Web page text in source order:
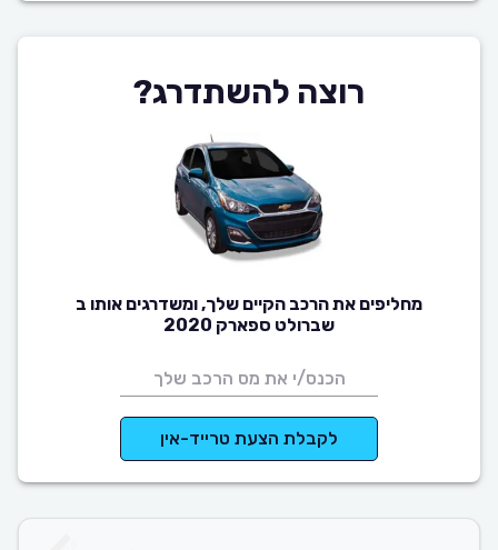
רוצה להשתדרג?
מחליפים את הרכב הקיים שלך, ומשדרגים אותו ב
שברולט ספארק 2020
לקבלת הצעת טרייד-אין